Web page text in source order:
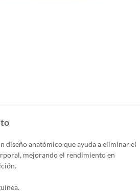
diseño anatómico que ayuda a eliminar el
mejorando el rendimiento en